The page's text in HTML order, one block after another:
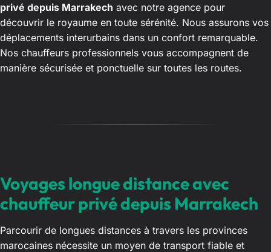
privé depuis Marrakech avec notre agence pour
découvrir le royaume en toute sérénité. Nous assurons vos
déplacements interurbains dans un confort remarquable.
Nos chauffeurs professionnels vous accompagnent de
manière sécurisée et ponctuelle sur toutes les routes.
Voyages longue distance avec
chauffeur privé depuis Marrakech
Parcourir de longues distances à travers les provinces
marocaines nécessite un moyen de transport fiable et